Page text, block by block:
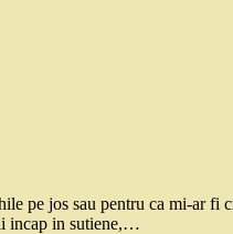
pe jos sau pentru ca mi-ar fi
incap in sutiene,…